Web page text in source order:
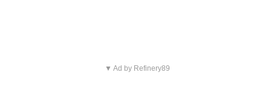
▼ Ad by Refinery89